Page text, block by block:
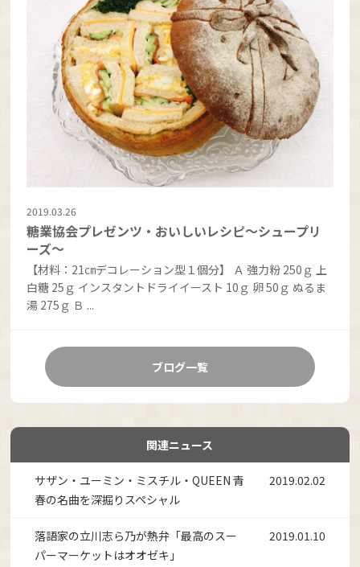
2019.03.26
糖業協会プレゼンツ・おいしいレシピ～シュープリ
ーズ～
【材料：21㎝デコレーション型１個分】 Ａ 強力粉 250ｇ 上
白糖 25ｇ インスタントドライイースト 10ｇ 卵 50ｇ ぬるま
湯 275ｇ Ｂ ...
ブログ一覧
関連ニュース
サザン・ユーミン・ミスチル・QUEEN 青
春の名曲を深掘りスペシャル
2019.02.02
落語家の立川志ら乃が熱弁「最高のスー
パーマーケットはオオゼキ」
2019.01.10